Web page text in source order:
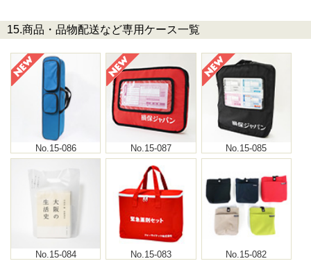
15.商品・品物配送など専用ケース一覧
No.15-086 No.15-087 No.15-085
No.15-084 No.15-083 No.15-082